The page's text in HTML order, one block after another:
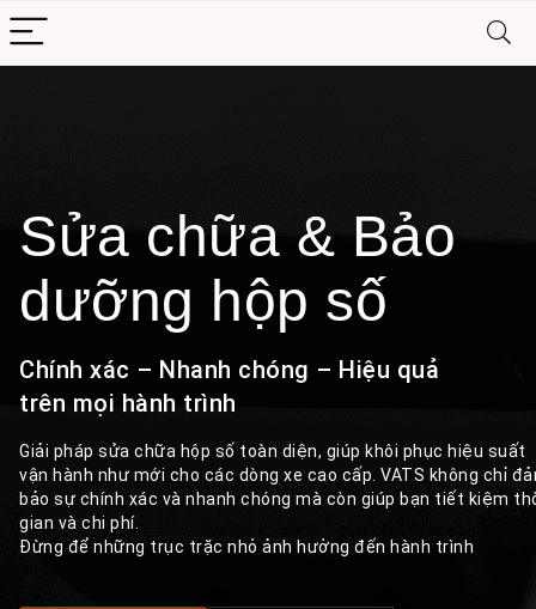
Sửa chữa & Bảo
dưỡng hộp số
Chính xác – Nhanh chóng – Hiệu quả
trên mọi hành trình
Giải pháp sửa chữa hộp số toàn diện, giúp khôi phục hiệu suất
vận hành như mới cho các dòng xe cao cấp. VATS không chỉ
bảo sự chính xác và nhanh chóng mà còn giúp bạn tiết kiệm
gian và chi phí.
Đừng để những trục trặc nhỏ ảnh hưởng đến hành trình